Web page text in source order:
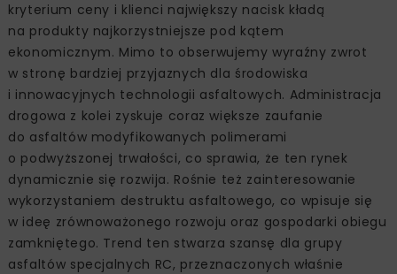
kryterium ceny i klienci największy nacisk kładą
na produkty najkorzystniejsze pod kątem
ekonomicznym. Mimo to obserwujemy wyraźny zwrot
w stronę bardziej przyjaznych dla środowiska
i innowacyjnych technologii asfaltowych. Administracja
drogowa z kolei zyskuje coraz większe zaufanie
do asfaltów modyfikowanych polimerami
o podwyższonej trwałości, co sprawia, że ten rynek
dynamicznie się rozwija. Rośnie też zainteresowanie
wykorzystaniem destruktu asfaltowego, co wpisuje się
w ideę zrównoważonego rozwoju oraz gospodarki obiegu
zamkniętego. Trend ten stwarza szansę dla grupy
asfaltów specjalnych RC, przeznaczonych właśnie